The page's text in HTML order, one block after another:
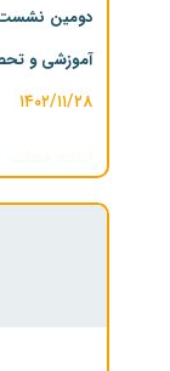
دومین نشست
آموزشی و
۱۴۰۲/۱۱/۲۸